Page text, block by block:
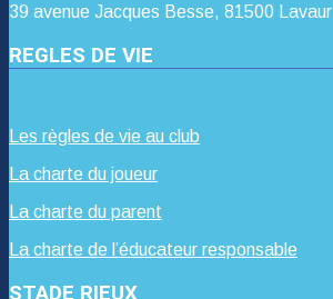
39 avenue Jacques Besse, 81500 Lavaur
REGLES DE VIE
Les règles de vie au club
La charte du joueur
La charte du parent
La charte de l’éducateur responsable
STADE RIEUX